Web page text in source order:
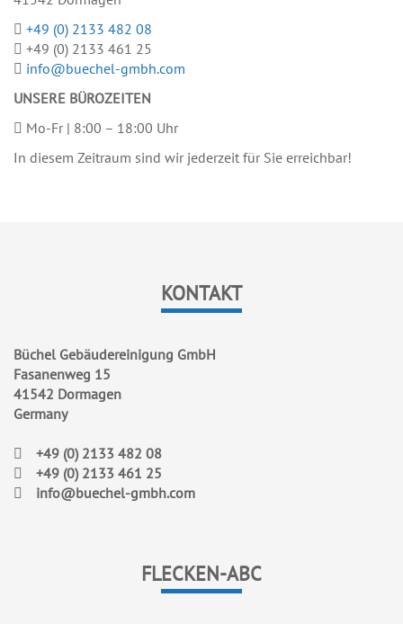
+49 (0) 2133 482 08
+49 (0) 2133 461 25
info@buechel-gmbh.com
UNSERE BÜROZEITEN
Mo-Fr | 8:00 – 18:00 Uhr
In diesem Zeitraum sind wir jederzeit für Sie erreichbar!
KONTAKT
Büchel Gebäudereinigung GmbH
Fasanenweg 15
41542 Dormagen
Germany
+49 (0) 2133 482 08
+49 (0) 2133 461 25
info@buechel-gmbh.com
FLECKEN-ABC